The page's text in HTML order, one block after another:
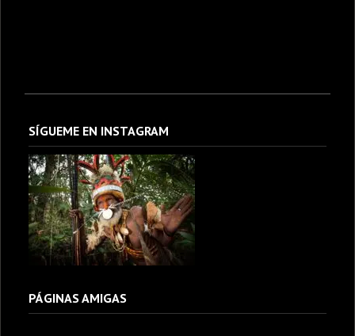
SÍGUEME EN INSTAGRAM
PÁGINAS AMIGAS